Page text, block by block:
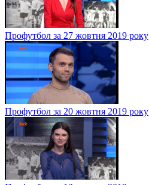
Профутбол за 27 жовтня 2019 року
Профутбол за 20 жовтня 2019 року